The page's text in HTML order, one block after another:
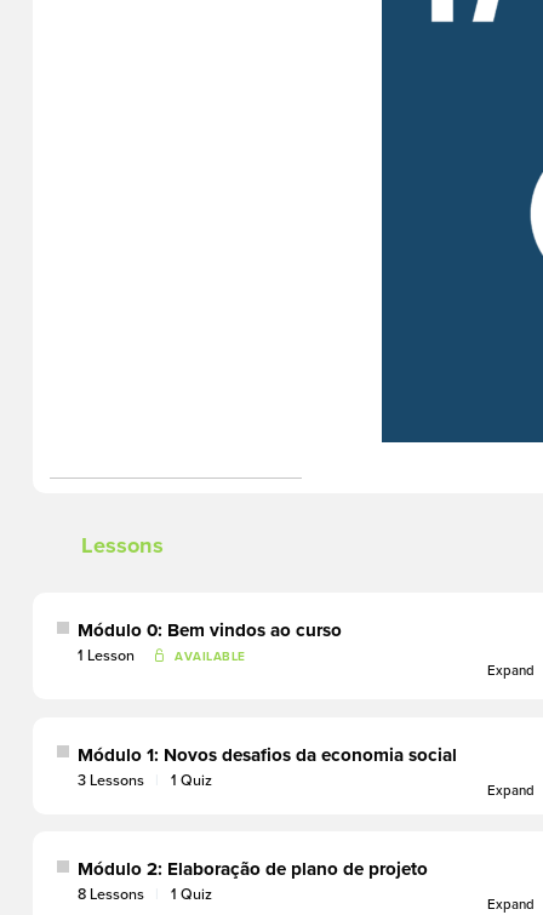
Lessons
Módulo 0: Bem vindos ao curso
1 Lesson
Expand
Módulo 1: Novos desafios da economia social
3 Lessons 1 Quiz Expand
Módulo 2: Elaboração de plano de projeto
8 Lessons 1 Quiz Expand